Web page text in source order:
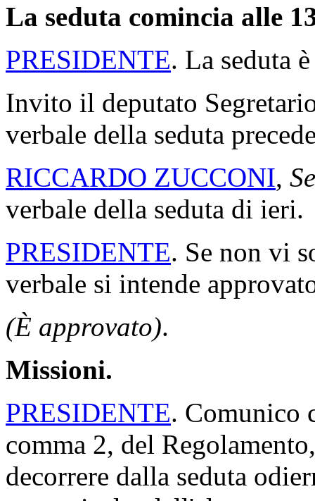
La seduta comincia alle
PRESIDENTE. La seduta
Invito il deputato
verbale della seduta
RICCARDO ZUCCONI,
verbale della seduta di ieri.
PRESIDENTE. Se non vi
verbale si intende
(È approvato).
Missioni.
PRESIDENTE. Comunico
comma 2, del
decorrere dalla seduta